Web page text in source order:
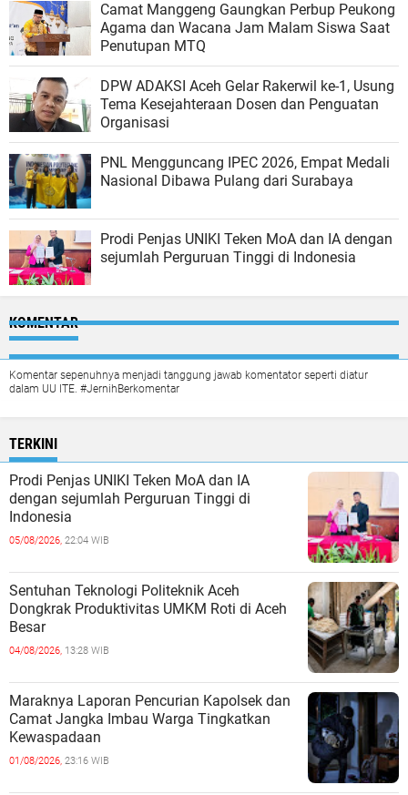
Camat Manggeng Gaungkan Perbup Peukong
Agama dan Wacana Jam Malam Siswa Saat
Penutupan MTQ
DPW ADAKSI Aceh Gelar Rakerwil ke-1, Usung
Tema Kesejahteraan Dosen dan Penguatan
Organisasi
PNL Mengguncang IPEC 2026, Empat Medali
Nasional Dibawa Pulang dari Surabaya
Prodi Penjas UNIKI Teken MoA dan IA dengan
sejumlah Perguruan Tinggi di Indonesia
KOMENTAR
Komentar sepenuhnya menjadi tanggung jawab komentator seperti diatur
dalam UU ITE. #JernihBerkomentar
TERKINI
Prodi Penjas UNIKI Teken MoA dan IA
dengan sejumlah Perguruan Tinggi di
Indonesia
05/08/2026, 22:04 WIB
Sentuhan Teknologi Politeknik Aceh
Dongkrak Produktivitas UMKM Roti di Aceh
Besar
04/08/2026, 13:28 WIB
Maraknya Laporan Pencurian Kapolsek dan
Camat Jangka Imbau Warga Tingkatkan
Kewaspadaan
01/08/2026, 23:16 WIB